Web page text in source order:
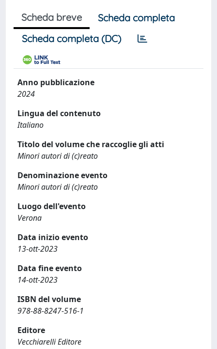
Scheda breve
Scheda completa
Scheda completa (DC)
Anno pubblicazione
2024
Lingua del contenuto
Italiano
Titolo del volume che raccoglie gli atti
Minori autori di (c)reato
Denominazione evento
Minori autori di (c)reato
Luogo dell'evento
Verona
Data inizio evento
13-ott-2023
Data fine evento
14-ott-2023
ISBN del volume
978-88-8247-516-1
Editore
Vecchiarelli Editore